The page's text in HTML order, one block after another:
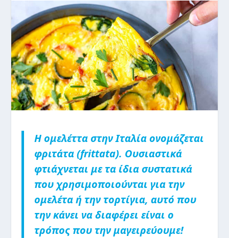
Η ομελέττα στην Ιταλία ονομάζεται
φριτάτα (frittata). Ουσιαστικά
φτιάχνεται με τα ίδια συστατικά
που χρησιμοποιούνται για την
ομελέτα ή την τορτίγια, αυτό που
την κάνει να διαφέρει είναι ο
τρόπος που την μαγειρεύουμε!